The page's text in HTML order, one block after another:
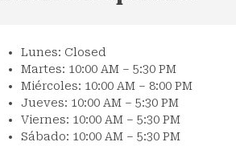
Lunes: Closed
Martes: 10:00 AM – 5:30 PM
Miércoles: 10:00 AM – 8:00 PM
Jueves: 10:00 AM – 5:30 PM
Viernes: 10:00 AM – 5:30 PM
Sábado: 10:00 AM – 5:30 PM